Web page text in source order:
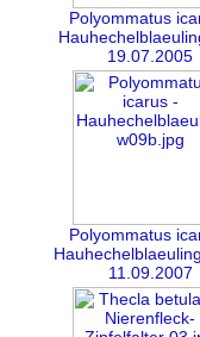
Polyommatus
19.07.2005
Polyommatus
11.09.2007